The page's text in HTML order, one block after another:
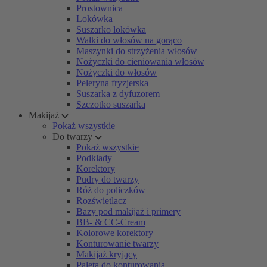
Prostownica
Lokówka
Suszarko lokówka
Wałki do włosów na gorąco
Maszynki do strzyżenia włosów
Nożyczki do cieniowania włosów
Nożyczki do włosów
Peleryna fryzjerska
Suszarka z dyfuzorem
Szczotko suszarka
Makijaż
Pokaż wszystkie
Do twarzy
Pokaż wszystkie
Podkłady
Korektory
Pudry do twarzy
Róż do policzków
Rozświetlacz
Bazy pod makijaż i primery
BB- & CC-Cream
Kolorowe korektory
Konturowanie twarzy
Makijaż kryjący
Paleta do konturowania